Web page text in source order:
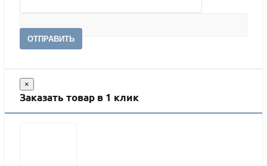
ОТПРАВИТЬ
×
Заказать товар в 1 клик